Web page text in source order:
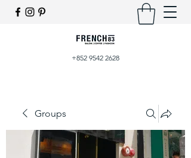
+852 9542 2628
Groups